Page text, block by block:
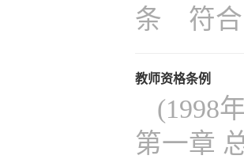
条 符合
教师资格条例
(1998
第一章